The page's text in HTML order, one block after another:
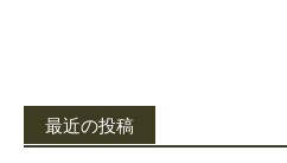
最近の投稿